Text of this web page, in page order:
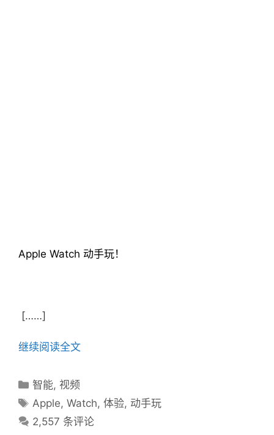
Apple Watch 动手玩！
[……]
继续阅读全文
分
类
目
录
智能, 视频
标
签
Apple,Watch,体验, 动手玩
2,557 条评论